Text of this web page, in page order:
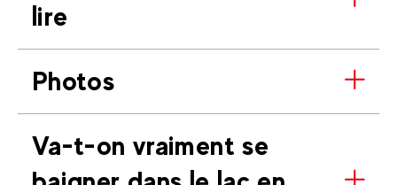
lire
Photos
Va-t-on vraiment se